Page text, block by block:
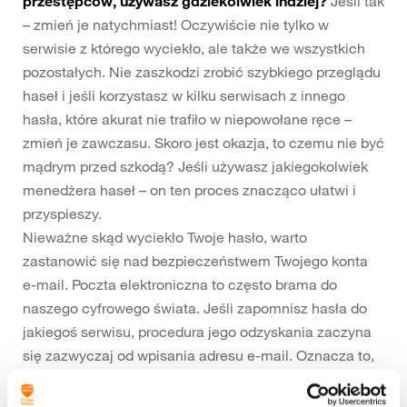
– zmień je natychmiast! Oczywiście nie tylko w
serwisie z którego wyciekło, ale także we wszystkich
pozostałych. Nie zaszkodzi zrobić szybkiego przeglądu
haseł i jeśli korzystasz w kilku serwisach z innego
hasła, które akurat nie trafiło w niepowołane ręce –
zmień je zawczasu. Skoro jest okazja, to czemu nie być
mądrym przed szkodą? Jeśli używasz jakiegokolwiek
menedżera haseł – on ten proces znacząco ułatwi i
przyspieszy.
Nieważne skąd wyciekło Twoje hasło, warto
zastanowić się nad bezpieczeństwem Twojego konta
e-mail. Poczta elektroniczna to często brama do
naszego cyfrowego świata. Jeśli zapomnisz hasła do
jakiegoś serwisu, procedura jego odzyskania zaczyna
się zazwyczaj od wpisania adresu e-mail. Oznacza to,
że jeśli ktoś przejmie kontrolę nad Twoim kontem
pocztowym, może przejąć wszystkie konta, które są